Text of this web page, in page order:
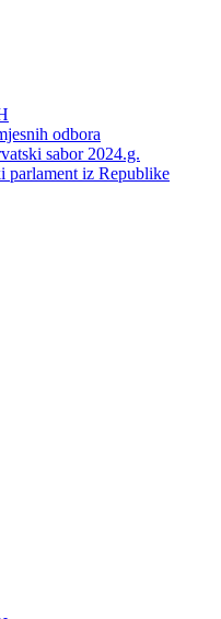
odbora
sabor 2024.g.
parlament iz Republike